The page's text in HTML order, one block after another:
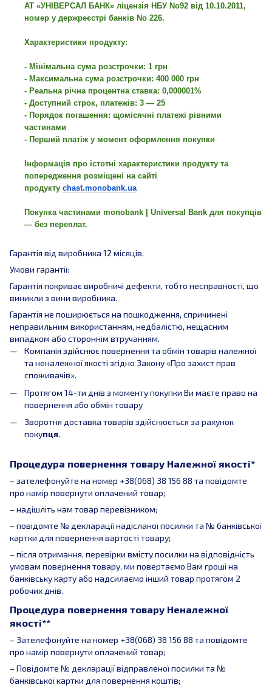
АТ «УНІВЕРСАЛ БАНК» ліцензія НБУ No92 від 10.10.2011,
номер у держреєстрі банків No 226.
Характеристики продукту:
- Мінімальна сума розстрочки: 1 грн
- Максимальна сума розстрочки: 400 000 грн
- Реальна річна процентна ставка: 0,000001%
- Доступний строк, платежів: 3 — 25
- Порядок погашення: щомісячні платежі рівними
частинами
- Перший платіж у момент оформлення покупки
Інформація про істотні характеристики продукту та
попередження розміщені на сайті
продукту chast.monobank.ua
Покупка частинами monobank | Universal Bank для покупців
— без переплат.
Гарантія від виробника 12 місяців.
Умови гарантії:
Гарантія покриває виробничі дефекти, тобто несправності, що
виникли з вини виробника.
Гарантія не поширюється на пошкодження, спричинені
неправильним використанням, недбалістю, нещасним
випадком або стороннім втручанням.
Компанія здійснює повернення та обмін товарів належної
та неналежної якості згідно Закону «Про захист прав
споживачів».
Протягом 14-ти днів з моменту покупки Ви маєте право на
повернення або обмін товару
Зворотня доставка товарів здійснюється за рахунок
покупця.
Процедура повернення товару Належної якості*
– зателефонуйте на номер +38(068) 38 156 88 та повідомте
про намір повернути оплачений товар;
– надішліть нам товар перевізником;
– повідомте № декларації надісланої посилки та № банківської
картки для повернення вартості товару;
– після отримання, перевірки вмісту посилки на відповідність
умовам повернення товару, ми повертаємо Вам гроші на
банківську карту або надсилаємо інший товар протягом 2
робочих днів.
Процедура повернення товару Неналежної
якості**
– Зателефонуйте на номер +38(068) 38 156 88 та повідомте
про намір повернути оплачений товар;
– Повідомте № декларації відправленої посилки та №
банківської картки для повернення коштів;